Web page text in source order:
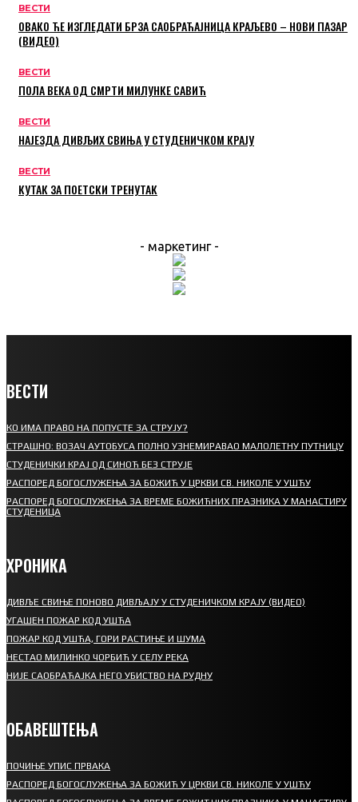
ВЕСТИ
ОВАКО ЋЕ ИЗГЛЕДАТИ БРЗА САОБРАЋАЈНИЦА КРАЉЕВО – НОВИ ПАЗАР
(ВИДЕО)
ВЕСТИ
ПОЛА ВЕКА ОД СМРТИ МИЛУНКЕ САВИЋ
ВЕСТИ
НАЈЕЗДА ДИВЉИХ СВИЊА У СТУДЕНИЧКОМ КРАЈУ
ВЕСТИ
КУТАК ЗА ПОЕТСКИ ТРЕНУТАК
- маркетинг -
ВЕСТИ
КО ИМА ПРАВО НА ПОПУСТЕ ЗА СТРУЈУ?
СТРАШНО: ВОЗАЧ АУТОБУСА ПОЛНО УЗНЕМИРАВАО МАЛОЛЕТНУ ПУТНИЦУ
СТУДЕНИЧКИ КРАЈ ОД СИНОЋ БЕЗ СТРУЈЕ
РАСПОРЕД БОГОСЛУЖЕЊА ЗА БОЖИЋ У ЦРКВИ СВ. НИКОЛЕ У УШЋУ
РАСПОРЕД БОГОСЛУЖЕЊА ЗА ВРЕМЕ БОЖИЋНИХ ПРАЗНИКА У МАНАСТИРУ
СТУДЕНИЦА
ХРОНИКА
ДИВЉЕ СВИЊЕ ПОНОВО ДИВЉАЈУ У СТУДЕНИЧКОМ КРАЈУ (ВИДЕО)
УГАШЕН ПОЖАР КОД УШЋА
ПОЖАР КОД УШЋА, ГОРИ РАСТИЊЕ И ШУМА
НЕСТАО МИЛИНКО ЧОРБИЋ У СЕЛУ РЕКА
НИЈЕ САОБРАЋАЈКА НЕГО УБИСТВО НА РУДНУ
ОБАВЕШТЕЊА
ПОЧИЊЕ УПИС ПРВАКА
РАСПОРЕД БОГОСЛУЖЕЊА ЗА БОЖИЋ У ЦРКВИ СВ. НИКОЛЕ У УШЋУ